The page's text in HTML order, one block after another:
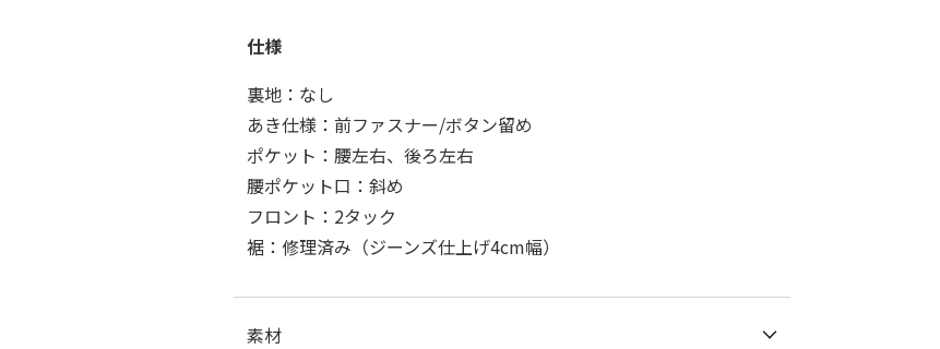
仕様
裏地：なし
あき仕様：前ファスナー/ボタン留め
ポケット：腰左右、後ろ左右
腰ポケット口：斜め
フロント：2タック
裾：修理済み（ジーンズ仕上げ4cm幅）
素材